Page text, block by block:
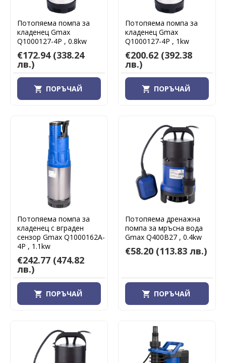
Потопяема помпа за
кладенец Gmax
Q1000127-4P , 0.8kw
€172.94 (338.24
лв.)
ПОРЪЧАЙ
Потопяема помпа за
кладенец Gmax
Q1000127-4P , 1kw
€200.62 (392.38
лв.)
ПОРЪЧАЙ
Потопяема помпа за
кладенец с вграден
сензор Gmax Q1000162A-
4P , 1.1kw
€242.77 (474.82
лв.)
ПОРЪЧАЙ
Потопяема дренажна
помпа за мръсна вода
Gmax Q400B27 , 0.4kw
€58.20 (113.83 лв.)
ПОРЪЧАЙ